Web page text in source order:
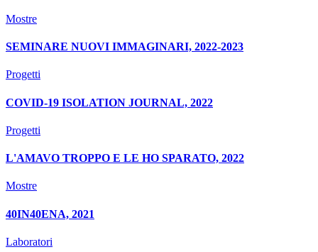
Mostre
SEMINARE NUOVI IMMAGINARI, 2022-2023
Progetti
COVID-19 ISOLATION JOURNAL, 2022
Progetti
L'AMAVO TROPPO E LE HO SPARATO, 2022
Mostre
40IN40ENA, 2021
Laboratori